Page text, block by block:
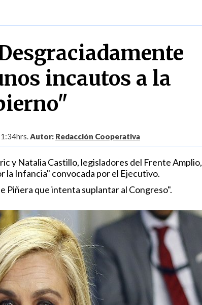
incautos a la
Autor: Redacción Cooperativa
y Natalia Castillo, legisladores del Frente Amplio,
la Infancia" convocada por el Ejecutivo.
Piñera que intenta suplantar al Congreso".